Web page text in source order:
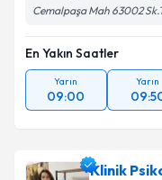
Cemalpaşa Mah 63002
En Yakın Saatler
Yarın
09:00
Yarın
Klinik